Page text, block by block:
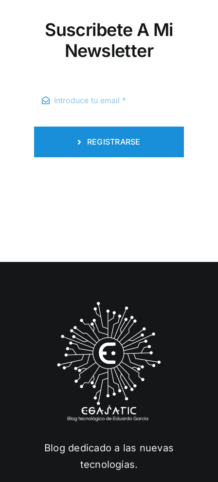
Suscribete A Mi
Newsletter
REGISTRARSE
Blog dedicado a las nuevas
tecnologías.